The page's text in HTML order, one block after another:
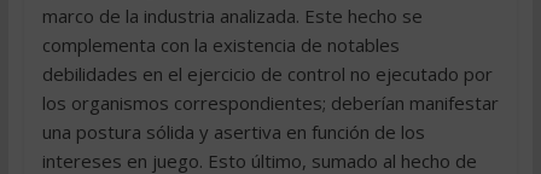
marco de la industria analizada. Este hecho se
complementa con la existencia de notables
debilidades en el ejercicio de control no ejecutado por
los organismos correspondientes; deberían manifestar
una postura sólida y asertiva en función de los
intereses en juego. Esto último, sumado al hecho de